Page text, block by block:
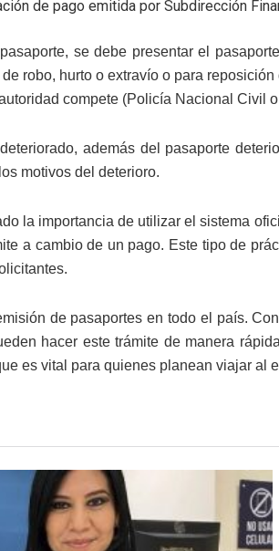
de pago emitida por Subdirección
se debe presentar el
robo, hurto o extravío o para
compete (Policía Nacional Civil
además del pasaporte
motivos del deterioro.
la importancia de utilizar el sistema
a cambio de un pago. Este tipo de
de pasaportes en todo el país.
hacer este trámite de manera
es vital para quienes planean viajar al